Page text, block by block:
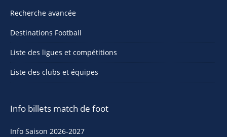
Recherche avancée
Destinations Football
Liste des ligues et compétitions
Liste des clubs et équipes
Info billets match de foot
Info Saison 2026-2027